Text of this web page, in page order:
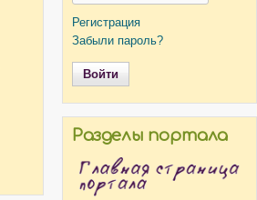
Регистрация
Забыли пароль?
Разделы портала